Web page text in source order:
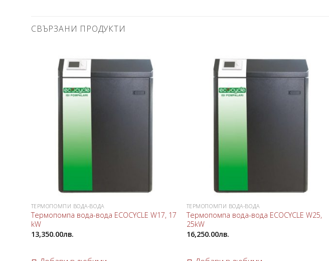
СВЪРЗАНИ ПРОДУКТИ
Добави
ТЕРМОПОМПИ ВОДА-ВОДА
Термопомпа вода-вода ECOCYCLE W17, 17
kW
13,350.00лв.
Добави
ТЕРМОПОМПИ ВОДА-ВОДА
Термопомпа вода-вода ECOCYCLE W25,
25kW
16,250.00лв.